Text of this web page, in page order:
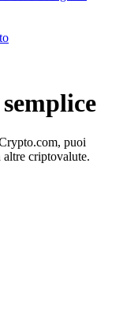
puoi
criptovalute.